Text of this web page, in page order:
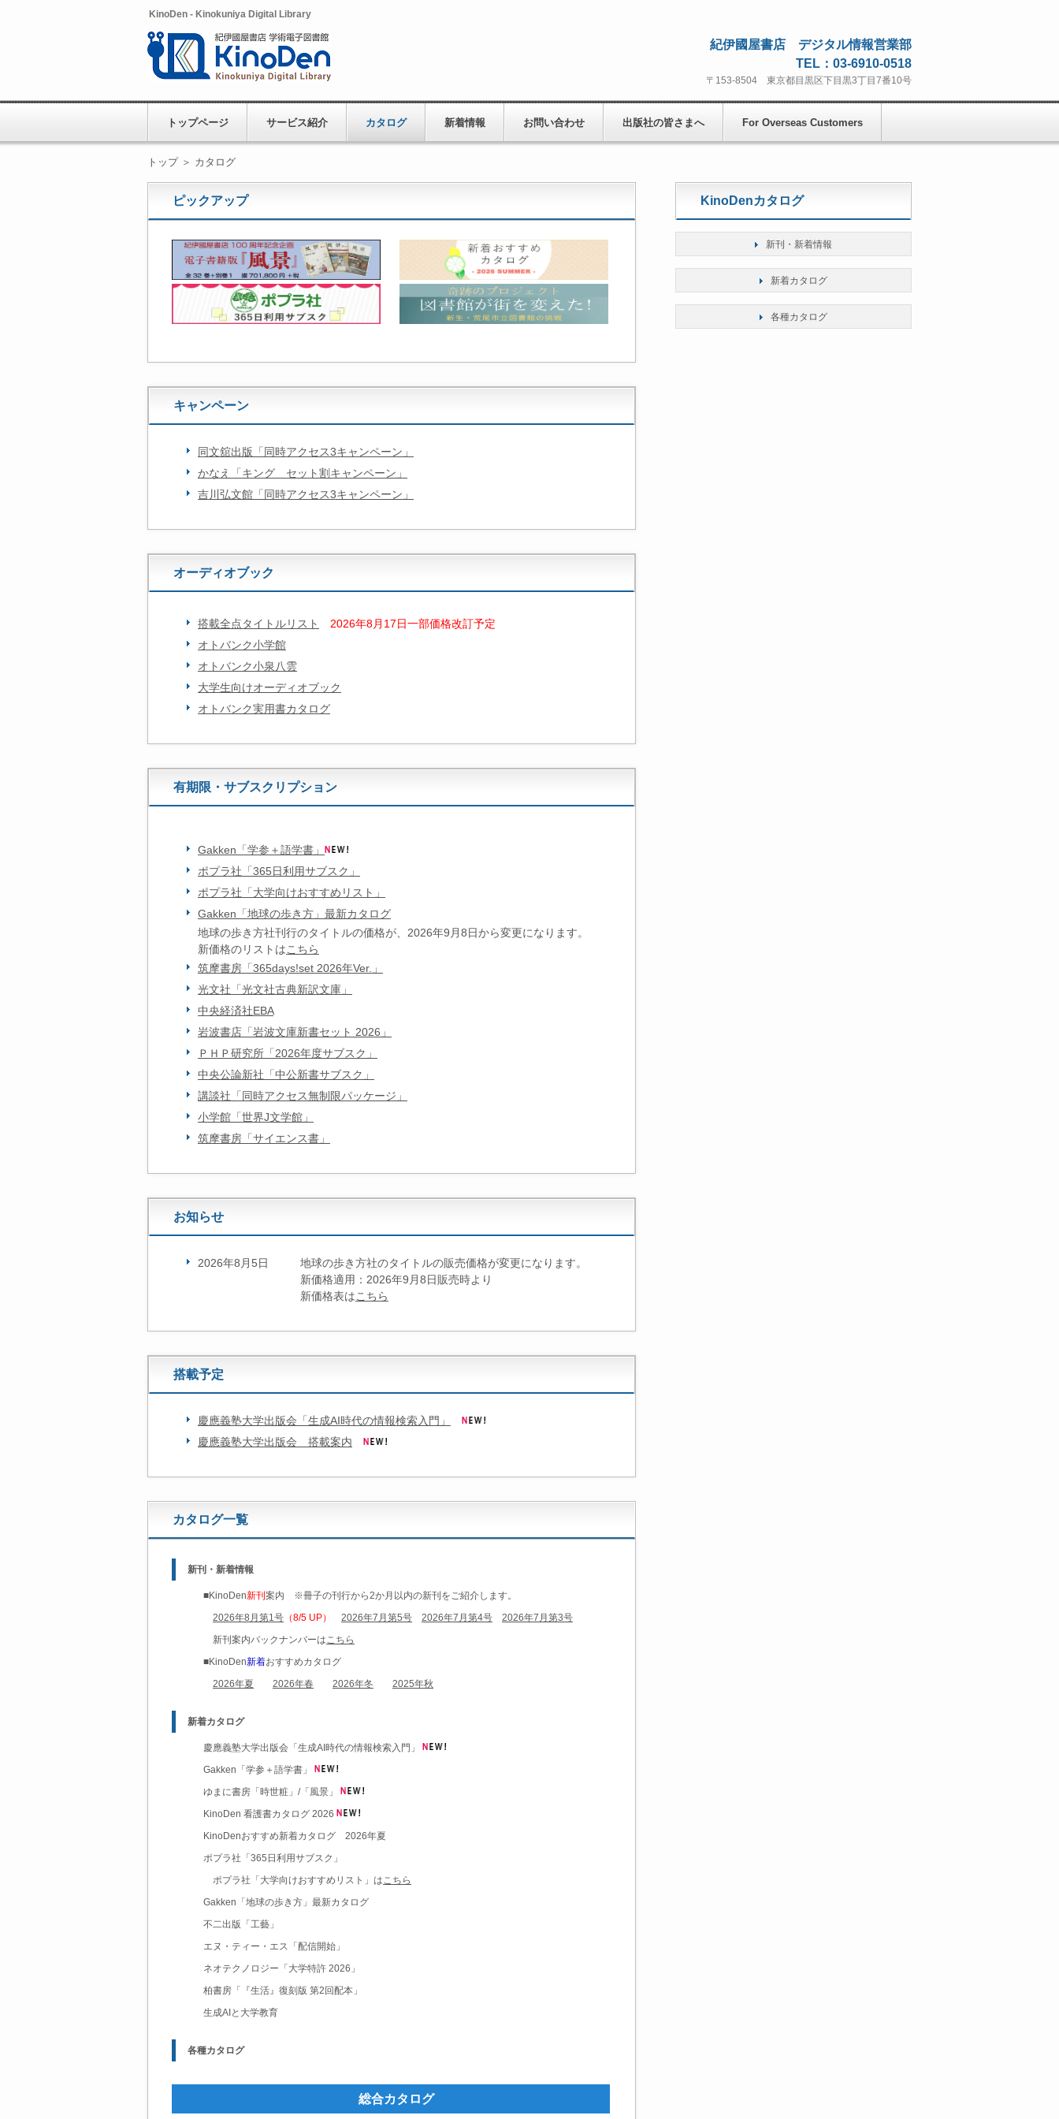
KinoDen - Kinokuniya Digital Library
紀伊國屋書店 デジタル情報営業部
TEL： 03-6910-0518
〒153-8504 東京都目黒区下目黒3丁目7番10号
トップページ サービス紹介 カタログ 新着情報 お問い合わせ 出版社の皆さまへ For Overseas Customers
トップ ＞ カタログ
ピックアップ KinoDenカタログ
新刊・新着情報
新着カタログ
各種カタログ
キャンペーン
同文舘出版「同時アクセス3キャンペーン」
かなえ「キング セット割キャンペーン」
吉川弘文館「同時アクセス3キャンペーン」
オーディオブック
搭載全点タイトルリスト
2026年8月17日一部価格改訂予定
オトバンク小学館
オトバンク小泉八雲
大学生向けオーディオブック
オトバンク実用書カタログ
有期限・サブスクリプション
Gakken「学参＋語学書」
ポプラ社「365日利用サブスク」
ポプラ社「大学向けおすすめリスト」
Gakken「地球の歩き方」最新カタログ
地球の歩き方社刊行のタイトルの価格が、2026年9月8日から変更になります。
新価格のリストはこちら
筑摩書房「365days!set 2026年Ver.」
光文社「光文社古典新訳文庫」
中央経済社EBA
岩波書店「岩波文庫新書セット 2026」
ＰＨＰ研究所「2026年度サブスク」
中央公論新社「中公新書サブスク」
講談社「同時アクセス無制限パッケージ」
小学館「世界J文学館」
筑摩書房「サイエンス書」
お知らせ
2026年8月5日
地球の歩き方社のタイトルの販売価格が変更になります。
新価格適用：2026年9月8日販売時より
新価格表はこちら
搭載予定
慶應義塾大学出版会「生成AI時代の情報検索入門」
慶應義塾大学出版会 搭載案内
カタログ一覧
新刊・新着情報
■KinoDen新刊案内 ※冊子の刊行から2か月以内の新刊をご紹介します。
2026年8月第1号 （8/5 UP） 2026年7月第5号 2026年7月第4号
2026年7月第3号
新刊案内バックナンバーは こちら
■KinoDen新着おすすめカタログ
2026年夏
2026年春 2026年冬 2025年秋
新着カタログ
慶應義塾大学出版会「生成AI時代の情報検索入門」
Gakken「学参＋語学書」
ゆまに書房「時世粧」/「風景」
KinoDen 看護書カタログ 2026
KinoDenおすすめ新着カタログ 2026年夏
ポプラ社「365日利用サブスク」
ポプラ社「大学向けおすすめリスト」は こちら
Gakken「地球の歩き方」最新カタログ
不二出版「工藝」
エヌ・ティー・エス「配信開始」
ネオテクノロジー「大学特許 2026」
柏書房「『生活』復刻版 第2回配本」
生成AIと大学教育
各種カタログ
総合カタログ